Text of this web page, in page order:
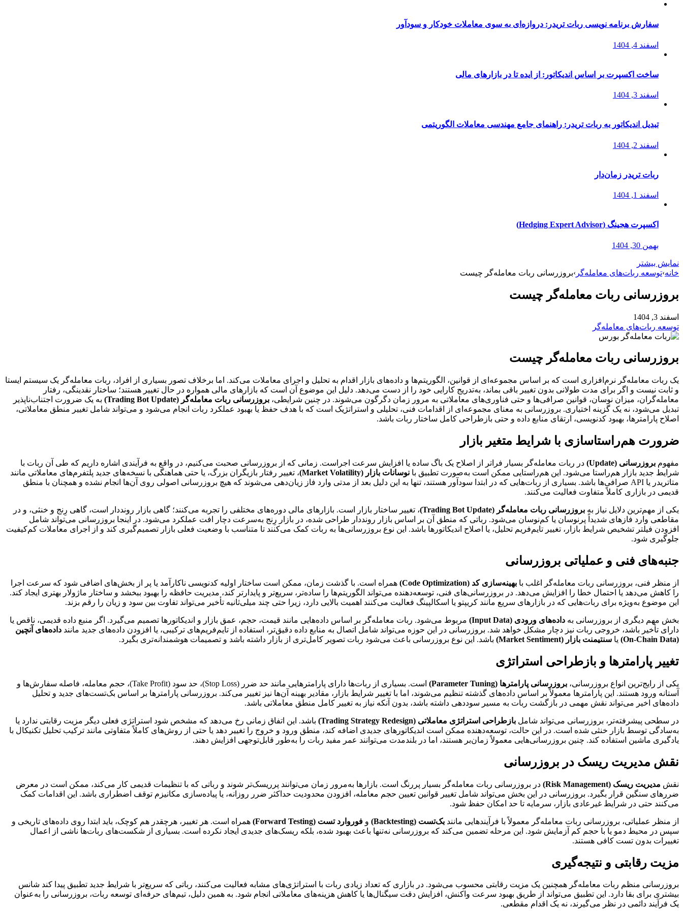
سفارش برنامه نویسی ربات تریدر: دروازه‌ای به سوی معاملات خودکار و سودآور
اسفند 4, 1404
ساخت اکسپرت بر اساس اندیکاتور: از ایده تا در بازارهای مالی
اسفند 3, 1404
تبدیل اندیکاتور به ربات تریدر: راهنمای جامع مهندسی معاملات الگوریتمی
اسفند 2, 1404
ربات تریدر زمان‌دار
اسفند 1, 1404
اکسپرت هجینگ (Hedging Expert Advisor)
بهمن 30, 1404
نمایش بیشتر
خانه›توسعه ربات‌های معامله‌گر ›بروزرسانی ربات معامله‌گر چیست
بروزرسانی ربات معامله‌گر چیست
اسفند 3, 1404
توسعه ربات‌های معامله‌گر
بروزرسانی ربات معامله‌گر چیست
یک ربات معامله‌گر نرم‌افزاری است که بر اساس مجموعه‌ای از قوانین، الگوریتم‌ها و داده‌های بازار اقدام به تحلیل و اجرای معاملات می‌کند. اما برخلاف تصور بسیاری از افراد، ربات معامله‌گر یک سیستم ایستا
و ثابت نیست و اگر برای مدت طولانی بدون تغییر باقی بماند، به‌تدریج کارایی خود را از دست می‌دهد. دلیل این موضوع آن است که بازارهای مالی همواره در حال تغییر هستند؛ ساختار نقدینگی، رفتار
معامله‌گران، میزان نوسان، قوانین صرافی‌ها و حتی فناوری‌های معاملاتی به مرور زمان دگرگون می‌شوند. در چنین شرایطی، بروزرسانی ربات معامله‌گر (Trading Bot Update)
به یک ضرورت اجتناب‌ناپذیر
تبدیل می‌شود، نه یک گزینه اختیاری. بروزرسانی به معنای مجموعه‌ای از اقدامات فنی، تحلیلی و استراتژیک است که با هدف حفظ یا بهبود عملکرد ربات انجام می‌شود و می‌تواند شامل تغییر منطق معاملاتی،
اصلاح پارامترها، بهبود کدنویسی، ارتقای منابع داده و حتی بازطراحی کامل ساختار ربات باشد.
ضرورت هم‌راستاسازی با شرایط متغیر بازار
مفهوم بروزرسانی (Update)
در ربات معامله‌گر بسیار فراتر از اصلاح یک باگ ساده یا افزایش سرعت اجراست. زمانی که از بروزرسانی صحبت می‌کنیم، در واقع به فرآیندی اشاره داریم که طی آن ربات با
شرایط جدید بازار هم‌راستا می‌شود. این هم‌راستایی ممکن است به‌صورت تطبیق با نوسانات بازار (Market Volatility)
، تغییر رفتار بازیگران بزرگ، یا حتی هماهنگی با نسخه‌های جدید پلتفرم‌های معاملاتی مانند
متاتریدر یا API صرافی‌ها باشد. بسیاری از ربات‌هایی که در ابتدا سودآور هستند، تنها به این دلیل بعد از مدتی وارد فاز زیان‌دهی می‌شوند که هیچ بروزرسانی اصولی روی آن‌ها انجام نشده و همچنان با منطق
قدیمی در بازاری کاملاً متفاوت فعالیت می‌کنند.
یکی از مهم‌ترین دلایل نیاز به بروزرسانی ربات معامله‌گر (Trading Bot Update)
، تغییر ساختار بازار است. بازارهای مالی دوره‌های مختلفی را تجربه می‌کنند؛ گاهی بازار رونددار است، گاهی رِنج و خنثی، و در
مقاطعی وارد فازهای شدیداً پرنوسان یا کم‌نوسان می‌شود. رباتی که منطق آن بر اساس بازار رونددار طراحی شده، در بازار رِنج به‌سرعت دچار افت عملکرد می‌شود. در اینجا بروزرسانی می‌تواند شامل
افزودن فیلتر تشخیص شرایط بازار، تغییر تایم‌فریم تحلیل، یا اصلاح اندیکاتورها باشد. این نوع بروزرسانی‌ها به ربات کمک می‌کنند تا متناسب با وضعیت فعلی بازار تصمیم‌گیری کند و از اجرای معاملات کم‌کیفیت
جلوگیری شود.
جنبه‌های فنی و عملیاتی بروزرسانی
از منظر فنی، بروزرسانی ربات معامله‌گر اغلب با بهینه‌سازی کد (Code Optimization)
همراه است. با گذشت زمان، ممکن است ساختار اولیه کدنویسی ناکارآمد یا پر از بخش‌های اضافی شود که سرعت اجرا
را کاهش می‌دهد یا احتمال خطا را افزایش می‌دهد. در بروزرسانی‌های فنی، توسعه‌دهنده می‌تواند الگوریتم‌ها را ساده‌تر، سریع‌تر و پایدارتر کند، مدیریت حافظه را بهبود ببخشد و ساختار ماژولار بهتری ایجاد کند.
این موضوع به‌ویژه برای ربات‌هایی که در بازارهای سریع مانند کریپتو یا اسکالپینگ فعالیت می‌کنند اهمیت بالایی دارد، زیرا حتی چند میلی‌ثانیه تأخیر می‌تواند تفاوت بین سود و زیان را رقم بزند.
بخش مهم دیگری از بروزرسانی به داده‌های ورودی (Input Data)
مربوط می‌شود. ربات معامله‌گر بر اساس داده‌هایی مانند قیمت، حجم، عمق بازار و اندیکاتورها تصمیم می‌گیرد. اگر منبع داده قدیمی، ناقص یا
دارای تأخیر باشد، خروجی ربات نیز دچار مشکل خواهد شد. بروزرسانی در این حوزه می‌تواند شامل اتصال به منابع داده دقیق‌تر، استفاده از تایم‌فریم‌های ترکیبی، یا افزودن داده‌های جدید مانند داده‌های آنچین
(On-Chain Data)
یا سنتیمنت بازار (Market Sentiment) باشد. این نوع بروزرسانی باعث می‌شود ربات تصویر کامل‌تری از بازار داشته باشد و تصمیمات هوشمندانه‌تری بگیرد.
تغییر پارامترها و بازطراحی استراتژی
یکی از رایج‌ترین انواع بروزرسانی، بروزرسانی پارامترها (Parameter Tuning)
است. بسیاری از ربات‌ها دارای پارامترهایی مانند حد ضرر (Stop Loss)، حد سود (Take Profit)، حجم معامله، فاصله سفارش‌ها و
آستانه ورود هستند. این پارامترها معمولاً بر اساس داده‌های گذشته تنظیم می‌شوند، اما با تغییر شرایط بازار، مقادیر بهینه آن‌ها نیز تغییر می‌کند. بروزرسانی پارامترها بر اساس بک‌تست‌های جدید و تحلیل
داده‌های اخیر می‌تواند نقش مهمی در بازگشت ربات به مسیر سوددهی داشته باشد، بدون آنکه نیاز به تغییر کامل منطق معاملاتی باشد.
در سطحی پیشرفته‌تر، بروزرسانی می‌تواند شامل بازطراحی استراتژی معاملاتی (Trading Strategy Redesign)
باشد. این اتفاق زمانی رخ می‌دهد که مشخص شود استراتژی فعلی دیگر مزیت رقابتی ندارد یا
به‌سادگی توسط بازار خنثی شده است. در این حالت، توسعه‌دهنده ممکن است اندیکاتورهای جدیدی اضافه کند، منطق ورود و خروج را تغییر دهد یا حتی از روش‌های کاملاً متفاوتی مانند ترکیب تحلیل تکنیکال با
یادگیری ماشین استفاده کند. چنین بروزرسانی‌هایی معمولاً زمان‌بر هستند، اما در بلندمدت می‌توانند عمر مفید ربات را به‌طور قابل‌توجهی افزایش دهند.
نقش مدیریت ریسک در بروزرسانی
نقش مدیریت ریسک (Risk Management)
در بروزرسانی ربات معامله‌گر بسیار پررنگ است. بازارها به‌مرور زمان می‌توانند پرریسک‌تر شوند و رباتی که با تنظیمات قدیمی کار می‌کند، ممکن است در معرض
ضررهای سنگین قرار بگیرد. بروزرسانی در این بخش می‌تواند شامل تغییر قوانین تعیین حجم معامله، افزودن محدودیت حداکثر ضرر روزانه، یا پیاده‌سازی مکانیزم توقف اضطراری باشد. این اقدامات کمک
می‌کنند حتی در شرایط غیرعادی بازار، سرمایه تا حد امکان حفظ شود.
از منظر عملیاتی، بروزرسانی ربات معامله‌گر معمولاً با فرآیندهایی مانند بک‌تست (Backtesting) و فوروارد تست (Forward Testing)
همراه است. هر تغییر، هرچقدر هم کوچک، باید ابتدا روی داده‌های تاریخی و
سپس در محیط دمو یا با حجم کم آزمایش شود. این مرحله تضمین می‌کند که بروزرسانی نه‌تنها باعث بهبود شده، بلکه ریسک‌های جدیدی ایجاد نکرده است. بسیاری از شکست‌های ربات‌ها ناشی از اعمال
تغییرات بدون تست کافی هستند.
مزیت رقابتی و نتیجه‌گیری
بروزرسانی منظم ربات معامله‌گر همچنین یک مزیت رقابتی محسوب می‌شود. در بازاری که تعداد زیادی ربات با استراتژی‌های مشابه فعالیت می‌کنند، رباتی که سریع‌تر با شرایط جدید تطبیق پیدا کند شانس
بیشتری برای بقا دارد. این تطبیق می‌تواند از طریق بهبود سرعت واکنش، افزایش دقت سیگنال‌ها یا کاهش هزینه‌های معاملاتی انجام شود. به همین دلیل، تیم‌های حرفه‌ای توسعه ربات، بروزرسانی را به‌عنوان
یک فرآیند دائمی در نظر می‌گیرند، نه یک اقدام مقطعی.